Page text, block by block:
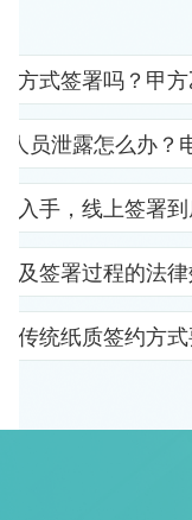
方式签署吗？甲
员泄露怎么办
入手，线上签署
签署过程的
统纸质签约